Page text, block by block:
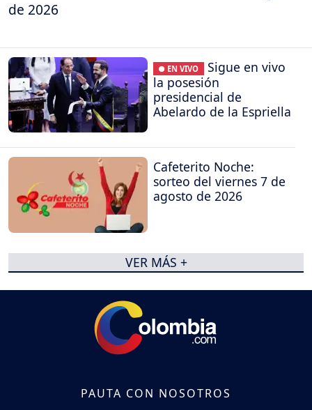
de 2026
● EN VIVO
Sigue en vivo
la posesión
presidencial de
Abelardo de la Espriella
Cafeterito Noche:
sorteo del viernes 7 de
agosto de 2026
VER MÁS +
PAUTA CON NOSOTROS